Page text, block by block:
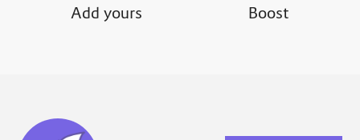
Add yours Boost